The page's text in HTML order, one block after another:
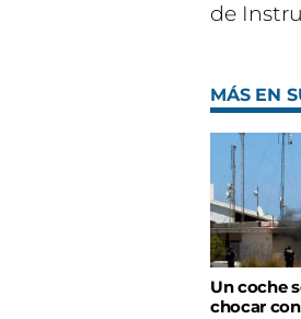
de
MÁS EN
Un coche
chocar